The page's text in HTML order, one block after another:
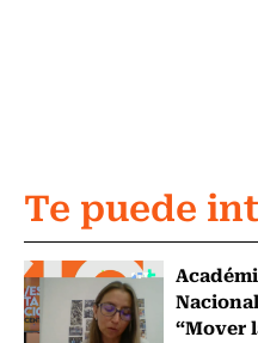
Te puede
“Mover